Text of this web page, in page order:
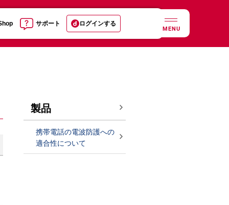
サポート ログインする
MENU
製品
携帯電話の電波防護への
適合性について